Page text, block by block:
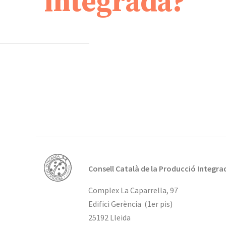
Consell Català de la Producció
Complex La Caparrella, 97
Edifici Gerència (1er pis)
25192 Lleida